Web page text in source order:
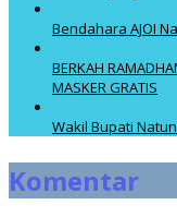
Bendahara AJOI
BERKAH
MASKER GRATIS
Wakil Bupati
Komentar